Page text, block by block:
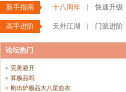
新手指南 十八周年 快速升级
高手进阶 天外江湖 门派进阶
论坛热门
完美避开
算极品吗
刚出炉极品大八星血衣